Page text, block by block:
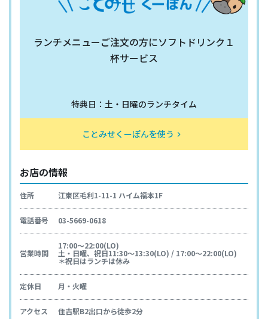
ランチメニューご注文の方にソフトドリンク１
杯サービス
特典日：土・日曜のランチタイム
ことみせくーぽんを使う keyboard_arrow_right
お店の情報
住所 江東区毛利1-11-1 ハイム福本1F
電話番号 03-5669-0618
営業時間
17:00～22:00(LO)
土・日曜、祝日11:30～13:30(LO) / 17:00～22:00(LO)
＊祝日はランチは休み
定休日 月・火曜
アクセス 住吉駅B2出口から徒歩2分